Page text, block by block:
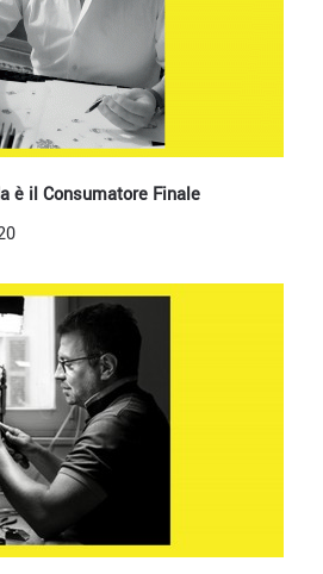
è il Consumatore Finale